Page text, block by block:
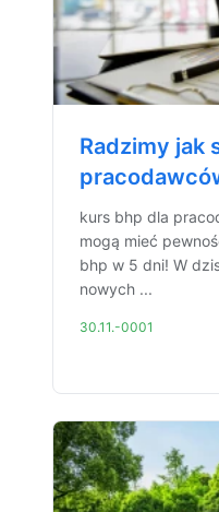
Radzimy jak
kurs bhp dla
mogą mieć
bhp w 5 dni! W
nowych ...
30.11.-0001